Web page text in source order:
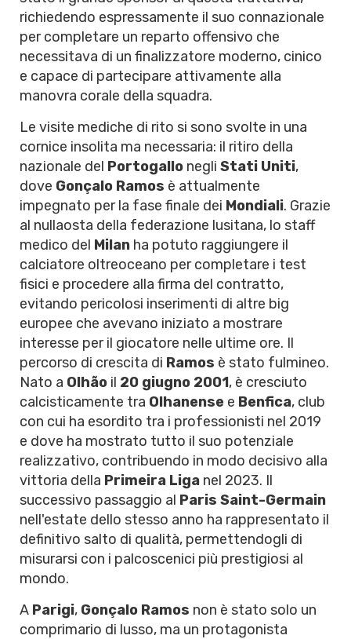
richiedendo espressamente il suo connazionale
per completare un reparto offensivo che
necessitava di un finalizzatore moderno, cinico
e capace di partecipare attivamente alla
manovra corale della squadra.
Le visite mediche di rito si sono svolte in una
cornice insolita ma necessaria: il ritiro della
nazionale del Portogallo negli Stati Uniti,
dove Gonçalo Ramos è attualmente
impegnato per la fase finale dei Mondiali. Grazie
al nullaosta della federazione lusitana, lo staff
medico del Milan ha potuto raggiungere il
calciatore oltreoceano per completare i test
fisici e procedere alla firma del contratto,
evitando pericolosi inserimenti di altre big
europee che avevano iniziato a mostrare
interesse per il giocatore nelle ultime ore. Il
percorso di crescita di Ramos è stato fulmineo.
Nato a Olhão il 20 giugno 2001, è cresciuto
calcisticamente tra Olhanense e Benfica, club
con cui ha esordito tra i professionisti nel 2019
e dove ha mostrato tutto il suo potenziale
realizzativo, contribuendo in modo decisivo alla
vittoria della Primeira Liga nel 2023. Il
successivo passaggio al Paris Saint-Germain
nell'estate dello stesso anno ha rappresentato il
definitivo salto di qualità, permettendogli di
misurarsi con i palcoscenici più prestigiosi al
mondo.
A Parigi, Gonçalo Ramos non è stato solo un
comprimario di lusso, ma un protagonista